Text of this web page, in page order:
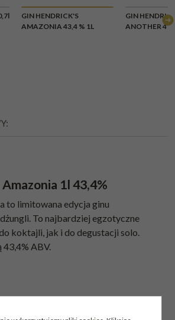
GIN HENDRICK'S
AMAZONIA 43,4 % 1L
GIN
ANOTHER
1l 43,4%
to limitowana edycja ginu
To najbardziej egzotyczne
koktajli, jak i do degustacji solo.
ABV.